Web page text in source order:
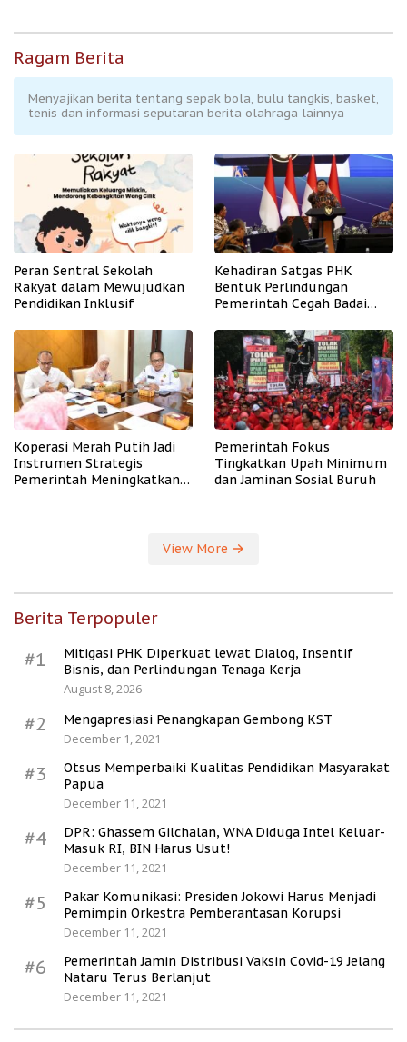
Ragam Berita
Menyajikan berita tentang sepak bola, bulu tangkis, basket,
tenis dan informasi seputaran berita olahraga lainnya
Peran Sentral Sekolah
Rakyat dalam Mewujudkan
Pendidikan Inklusif
Kehadiran Satgas PHK
Bentuk Perlindungan
Pemerintah Cegah Badai
Koperasi Merah Putih Jadi
Instrumen Strategis
Pemerintah Meningkatkan
Pemerintah Fokus
Tingkatkan Upah Minimum
dan Jaminan Sosial Buruh
View More
Berita Terpopuler
#1
Mitigasi PHK Diperkuat lewat Dialog, Insentif
Bisnis, dan Perlindungan Tenaga Kerja
August 8, 2026
#2
Mengapresiasi Penangkapan Gembong KST
December 1, 2021
#3
Otsus Memperbaiki Kualitas Pendidikan Masyarakat
Papua
December 11, 2021
#4
DPR: Ghassem Gilchalan, WNA Diduga Intel Keluar-
Masuk RI, BIN Harus Usut!
December 11, 2021
#5
Pakar Komunikasi: Presiden Jokowi Harus Menjadi
Pemimpin Orkestra Pemberantasan Korupsi
December 11, 2021
#6
Pemerintah Jamin Distribusi Vaksin Covid-19 Jelang
Nataru Terus Berlanjut
December 11, 2021